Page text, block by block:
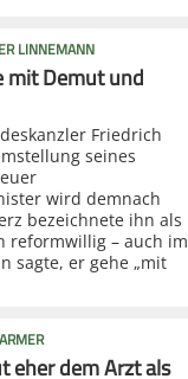
LINNEMANN
mit Demut und
Friedrich
seines
wird demnach
bezeichnete ihn als
reformwillig – auch im
sagte, er gehe „mit
eher dem Arzt als